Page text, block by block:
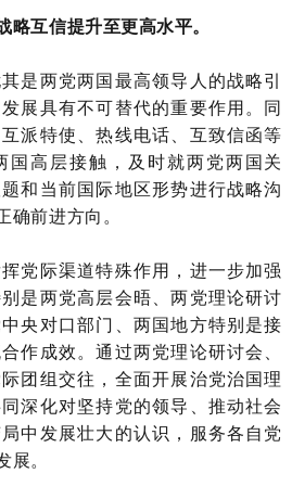
略互信提升至更高水平。
是两党两国最高领导人的战略引
展具有不可替代的重要作用。同
派特使、热线电话、互致信函等
国高层接触，及时就两党两国关
和当前国际地区形势进行战略沟
确前进方向。
党际渠道特殊作用，进一步加强
是两党高层会晤、两党理论研讨
央对口部门、两国地方特别是接
作成效。通过两党理论研讨会、
团组交往，全面开展治党治国理
深化对坚持党的领导、推动社会
中发展壮大的认识，服务各自党
。